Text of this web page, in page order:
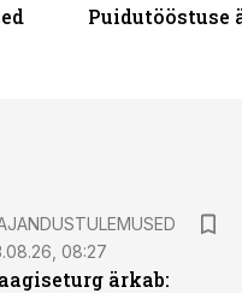
Puidutööstuse
08:27
ärkab: